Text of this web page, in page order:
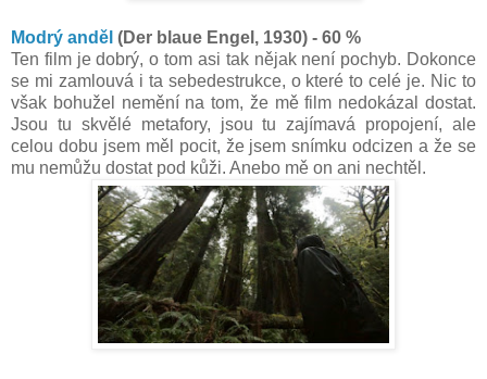
Modrý anděl (Der blaue Engel, 1930) - 60 %
Ten film je dobrý, o tom asi tak nějak není pochyb. Dokonce
se mi zamlouvá i ta sebedestrukce, o které to celé je. Nic to
však bohužel nemění na tom, že mě film nedokázal dostat.
Jsou tu skvělé metafory, jsou tu zajímavá propojení, ale
celou dobu jsem měl pocit, že jsem snímku odcizen a že se
mu nemůžu dostat pod kůži. Anebo mě on ani nechtěl.